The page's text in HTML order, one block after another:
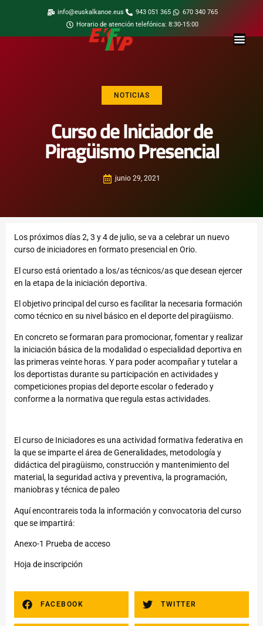
info@euskalkanoe.eus 943 051 365
670 340 765
Horario de atención telefónica: 8:30-15:00
NOTICIAS
Curso de Iniciador de
Piragüismo Presencial
junio 29, 2021
Los próximos días 2, 3 y 4 de julio, se va a celebrar un nuevo
curso de iniciadores en formato presencial en Orio.
El curso está orientado a los/as técnicos/as que desean ejercer
en la etapa de la iniciación deportiva.
El objetivo principal del curso es facilitar la necesaria formación
como técnico en su nivel básico en el deporte del piragüismo.
En concreto se formaran para promocionar, fomentar y realizar
la iniciación básica de la modalidad o especialidad deportiva en
las primeras veinte horas. Y para poder acompañar y tutelar a
los deportistas durante su participación en actividades y
competiciones propias del deporte escolar o federado y
conforme a la normativa que regula estas actividades.
El curso de Iniciadores es una actividad formativa federativa en
la que se imparte el área de Generalidades, metodología y
didáctica del piragüismo, construcción y mantenimiento del
material, la seguridad activa y preventiva, la programación,
maniobras y técnica de paleo
Aquíencontrareis toda la información y convocatoria del curso
que se impartirá:
Anexo-1 Prueba de acceso
Hoja de inscripción
FACEBOOK TWITTER